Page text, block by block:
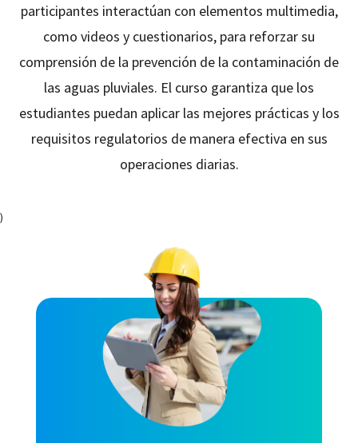
participantes interactúan con elementos multimedia,
como videos y cuestionarios, para reforzar su
comprensión de la prevención de la contaminación de
las aguas pluviales. El curso garantiza que los
estudiantes puedan aplicar las mejores prácticas y los
requisitos regulatorios de manera efectiva en sus
operaciones diarias.
)